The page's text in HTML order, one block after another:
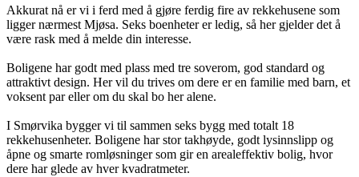
Akkurat nå er vi i ferd med å gjøre ferdig fire av rekkehusene som
ligger nærmest Mjøsa. Seks boenheter er ledig, så her gjelder det å
være rask med å melde din interesse.
Boligene har godt med plass med tre soverom, god standard og
attraktivt design. Her vil du trives om dere er en familie med barn, et
voksent par eller om du skal bo her alene.
I Smørvika bygger vi til sammen seks bygg med totalt 18
rekkehusenheter. Boligene har stor takhøyde, godt lysinnslipp og
åpne og smarte romløsninger som gir en arealeffektiv bolig, hvor
dere har glede av hver kvadratmeter.